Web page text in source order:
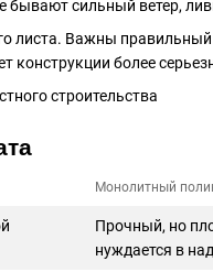
бывают сильный ветер,
листа. Важны
более
Монолитный
Прочный, но
нуждается в